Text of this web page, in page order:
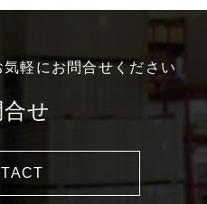
軽にお問合せください
せ